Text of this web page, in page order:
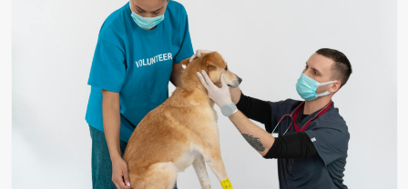
Dermovate:
tot
trebuie
să
știți.